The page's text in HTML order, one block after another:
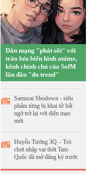
Dân mạng "phát sốt" với
trào lưu biến hình anime,
kênh chính chủ của SofM
lần đầu "đu trend"
Samurai Shodown - siêu
phẩm từng bị khai tử bất
ngờ trở lại với diện mạo
mới
Huyễn Tướng 3Q – Trò
chơi nhập vai thời Tam
Quốc đã mở đăng ký trước